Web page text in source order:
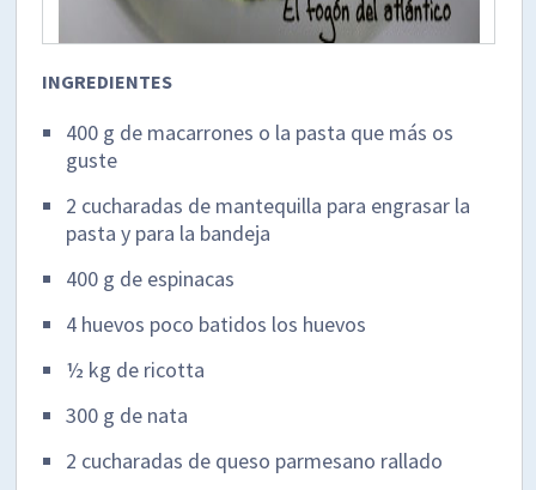
INGREDIENTES
400 g de macarrones o la pasta que más os
guste
2 cucharadas de mantequilla para engrasar la
pasta y para la bandeja
400 g de espinacas
4 huevos poco batidos los huevos
½ kg de ricotta
300 g de nata
2 cucharadas de queso parmesano rallado